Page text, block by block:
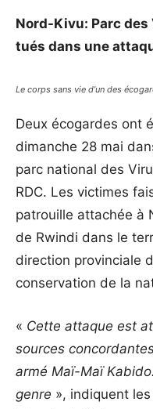
Nord-Kivu: Parc
tués dans une
Le corps sans vie d’un des
Deux écogardes ont
dimanche 28 mai
parc national des
RDC. Les victimes
patrouille attachée à
de Rwindi dans le
direction provinciale
conservation de la
« Cette attaque est
sources
armé Maï-Maï
genre », indiquent les